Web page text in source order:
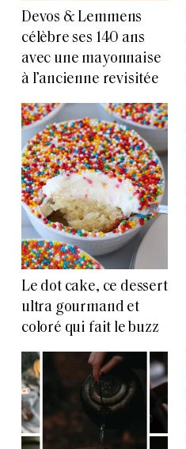
Devos & Lemmens
célèbre ses 140 ans
avec une mayonnaise
à l’ancienne revisitée
Le dot cake, ce dessert
ultra gourmand et
coloré qui fait le buzz